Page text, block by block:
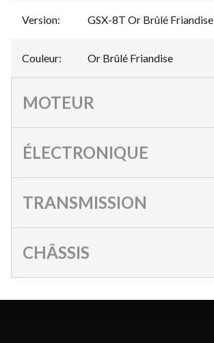
Version: GSX-8T Or Brûlé Friandise
Couleur: Or Brûlé Friandise
MOTEUR
ÉLECTRONIQUE
TRANSMISSION
CHÂSSIS